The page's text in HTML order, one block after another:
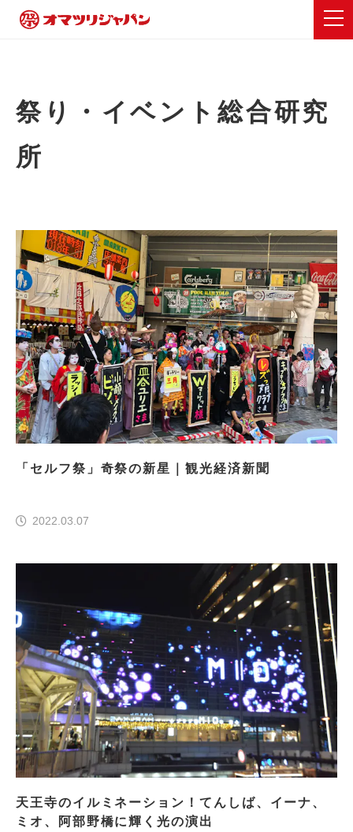
祭り・イベント総合研究
所
「セルフ祭」奇祭の新星｜観光経済新聞
2022.03.07
天王寺のイルミネーション！てんしば、イーナ、
ミオ、阿部野橋に輝く光の演出